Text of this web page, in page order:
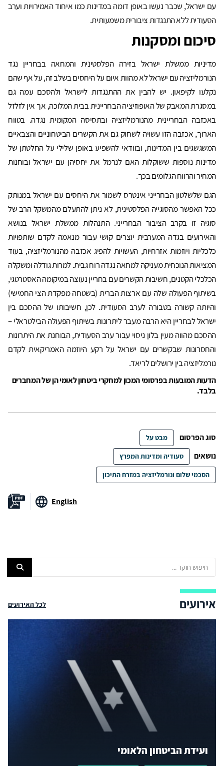
עם ישראל, שכבר נעשו באופן דומה במדינות כמו איחוד האמירויות וערב
הסעודית ללא התנגדות ציבורית משמעותית.
סיכום ומסקנות
מדיניות ממשלת ישראל בזירה הפלסטינית והמחאה בבחריין נגד
הנורמליזציה עם ישראל לא מהוות איום על היחסים בשלב זה, על אף שהם
נקלעו לקיפאון. יש להבין את ההתנגדות לישראל ולהסכם עמה גם
במסגרת המאבק של האופוזיציה הבחריינית בבית המלוכה, אך אין לזלזל
באכזבה הבחריינית מהנורמליזציה ובתסיסה המקומית נגדה. בטווח
הארוך, אכזבה הזו עשויה לשחוק גם את הקשרים הביטחוניים והצבאיים
המשגשגים בין המדינות, ובוודאי להשפיע באופן שלילי על החלטתן של
מדינות נוספות ששוקלות האם לנרמל את יחסיהן עם ישראל ובוחנות
המחיר והרווח הגלומים בכך.
הגם שלשלטון הבחרייני אינטרס לשמור את היחסים עם ישראל במנותק
ככל האפשר מהסוגייה הפלסטינית, לא ניתן להתעלם מהמשקל הרב של
סוגיה זו בקרב הציבור הבחרייני. התנהלות ממשלת ישראל בנושא
והאירועים בגדה המערבית יוצרים קושי עבור מנאמה לקדם שותפויות
כלכליות ויוזמות אזרחיות, העשויות להפיג אכזבה מהנורמליזציה, בעוד
המציאות הנוכחית מעניקה למחאה נגדה רוח גבית. למרות גודלה ומשקלה
הכלכלי הקטנים, חשיבות הקשרים עם בחריין נעוצה במיקומה האסטרטגי,
בשיתוף הפעולה שלה עם ארצות הברית (בשטחה מפקדת הצי החמישי)
והיותה קשורה בטבורה לערב הסעודית. לכן, חשיבותו של ההסכם בין
ישראל לבחריין היא הרבה מעבר ליתרונות בשיתוף הפעולה הבילטראלי –
ההסכם מהווה מעין בלון ניסוי עבור ערב הסעודית, הבוחנת את היתרונות
והחסרונות שבקשרים עם ישראל על רקע היוזמה האמריקאית לקדם
נורמליזציה בין ירושלים לריאד.
הדעות המובעות בפרסומי המכון למחקרי ביטחון לאומי הן של המחברים
בלבד.
סוג הפרסום מבט על
נושאים סעודיה ומדינות המפרץ
הסכמי שלום ונורמליזציה במזרח התיכון
English
אירועים לכל האירועים
ועידת הביטחון הלאומי